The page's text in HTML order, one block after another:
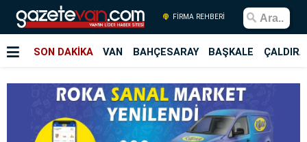
FİRMA REHBERİ
SON DAKİKA VAN BAHÇESARAY BAŞKALE